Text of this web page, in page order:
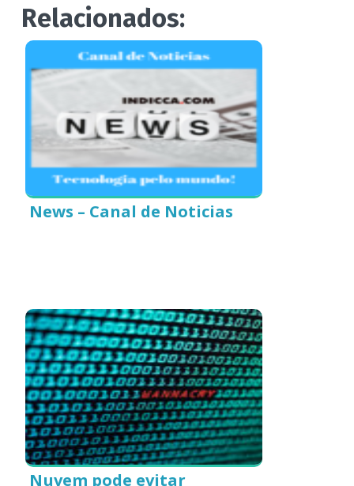
Relacionados:
News – Canal de Noticias
Nuvem pode evitar